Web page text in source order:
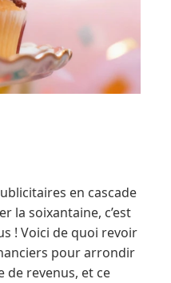
en cascade
la soixantaine, c’est
! Voici de quoi revoir
pour arrondir
de revenus, et ce